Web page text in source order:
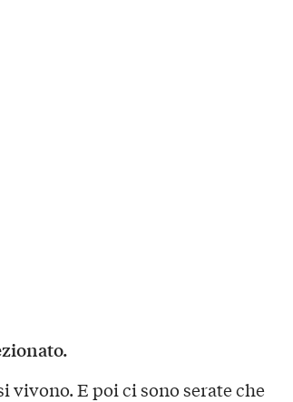
vivono. E poi ci sono serate che